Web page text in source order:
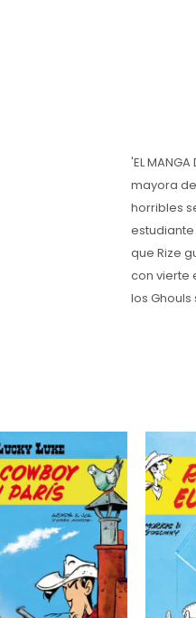
'EL MANGA
mayora
horribles
que Rize
con vierte
los